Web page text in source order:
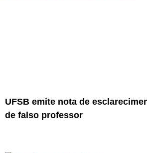
UFSB emite nota de
de falso professor